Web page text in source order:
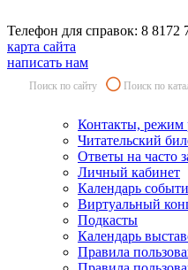
Телефон для справок: 8
карта сайта
написать нам
Поиск по сайту Поиск по
Контакты, режим
Читательский
Ответы на часто
Личный кабинет
Календарь
Виртуальный
Подкасты
Календарь
Правила